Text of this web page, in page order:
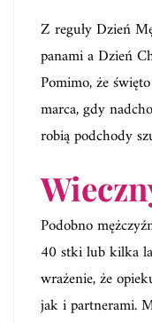
Z reguły Dzień
panami a Dzień
Pomimo, że
marca, gdy
robią podchody
Podobno
40 stki lub kilka
wrażenie, że
jak i partnerami.